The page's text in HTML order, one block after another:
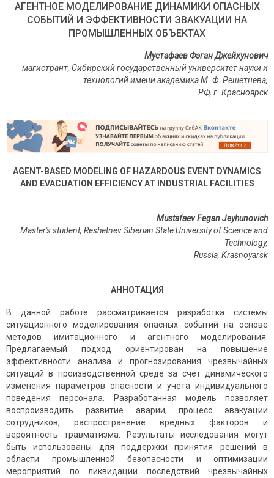
АГЕНТНОЕ МОДЕЛИРОВАНИЕ ДИНАМИКИ ОПАСНЫХ
СОБЫТИЙ И ЭФФЕКТИВНОСТИ ЭВАКУАЦИИ НА
ПРОМЫШЛЕННЫХ ОБЪЕКТАХ
Мустафаев Фэган Джейхунович
магистрант, Сибирский государственный университет науки и
технологий имени академика М. Ф. Решетнева,
РФ, г. Красноярск
AGENT-BASED MODELING OF HAZARDOUS EVENT DYNAMICS
AND EVACUATION EFFICIENCY AT INDUSTRIAL FACILITIES
Mustafaev Fegan Jeyhunovich
Master's student, Reshetnev Siberian State University of Science and
Technology,
Russia, Krasnoyarsk
АННОТАЦИЯ
В данной работе рассматривается разработка системы
ситуационного моделирования опасных событий на основе
методов имитационного и агентного моделирования.
Предлагаемый подход ориентирован на повышение
эффективности анализа и прогнозирования чрезвычайных
ситуаций в производственной среде за счет динамического
изменения параметров опасности и учета индивидуального
поведения персонала. Разработанная модель позволяет
воспроизводить развитие аварии, процесс эвакуации
сотрудников, распространение вредных факторов и
вероятность травматизма. Результаты исследования могут
быть использованы для поддержки принятия решений в
области промышленной безопасности и оптимизации
мероприятий по ликвидации последствий чрезвычайных